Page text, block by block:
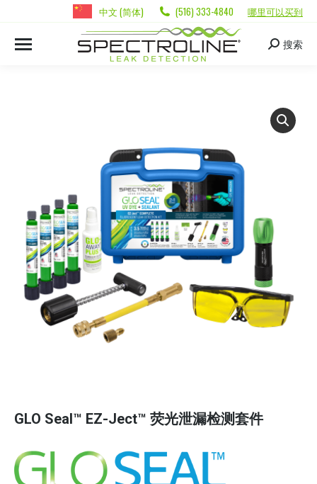
中文 (简体) (516) 333-4840 哪里可以买到
搜索
GLO Seal™ EZ-Ject™ 荧光泄漏检测套件